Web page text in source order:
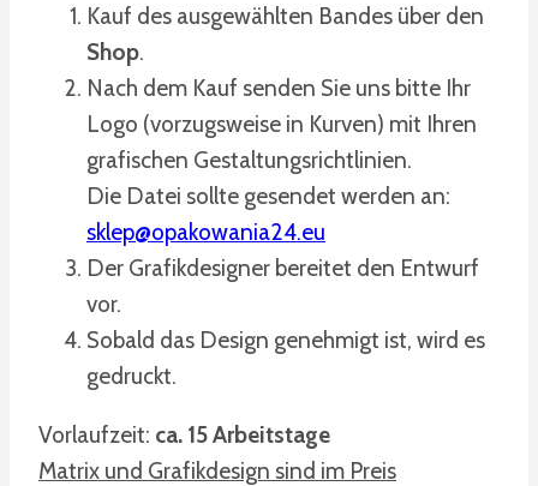
Kauf des ausgewählten Bandes über den
Shop.
Nach dem Kauf senden Sie uns bitte Ihr
Logo (vorzugsweise in Kurven) mit Ihren
grafischen Gestaltungsrichtlinien.
Die Datei sollte gesendet werden an:
sklep@opakowania24.eu
Der Grafikdesigner bereitet den Entwurf
vor.
Sobald das Design genehmigt ist, wird es
gedruckt.
Vorlaufzeit: ca. 15 Arbeitstage
Matrix und Grafikdesign sind im Preis